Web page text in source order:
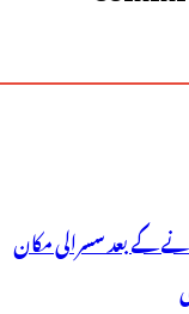
کے بعد سسرالی مکان